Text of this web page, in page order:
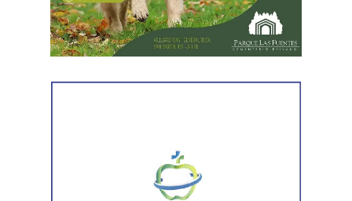
mejora la calidad» de la fruta rionegrina.
El mandatario planteó como principal desafío que la
empresas, y convocó a las cámaras y entidades a «ser
Weretilneck situó la decisión en una planificación a largo
plazo sobre el cambio climático, estratégica en su sentido